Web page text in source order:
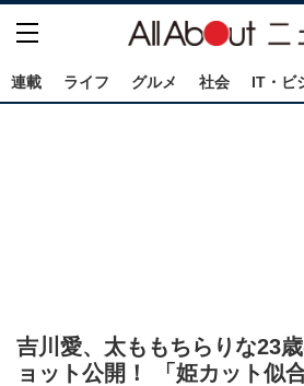
連載 ライフ グルメ 社会 IT・ビ
吉川愛、太ももちらりな23
ョット公開！ 「姫カット似